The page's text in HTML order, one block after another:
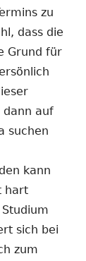
zu
dass die
Grund für
dann auf
suchen
kann
hart
sich bei
zum